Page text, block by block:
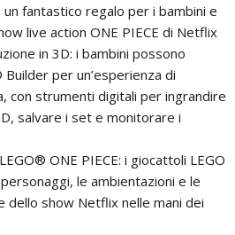
fantastico regalo per i bambini e
live action ONE PIECE di Netflix
in 3D: i bambini possono
Builder per un’esperienza di
con strumenti digitali per ingrandire
salvare i set e monitorare i
ONE PIECE: i giocattoli LEGO
le ambientazioni e le
dello show Netflix nelle mani dei